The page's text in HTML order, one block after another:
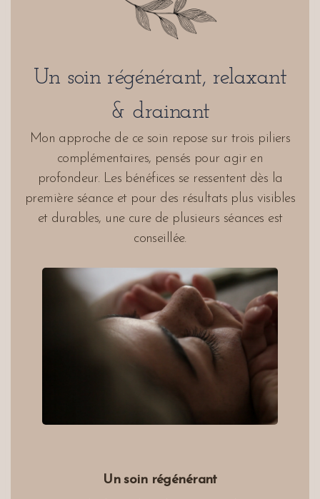
Un soin régénérant, relaxant
& drainant
Mon approche de ce soin repose sur trois piliers
complémentaires, pensés pour agir en
profondeur. Les bénéfices se ressentent dès la
première séance et pour des résultats plus visibles
et durables, une cure de plusieurs séances est
conseillée.
Un soin régénérant